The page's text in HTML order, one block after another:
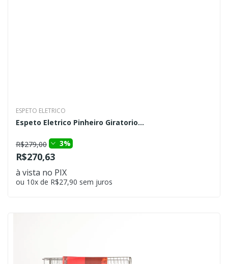
ESPETO ELETRICO
Espeto Eletrico Pinheiro Giratorio...
R$279,00 3%
R$270,63
à vista no PIX
ou 10x de R$27,90 sem juros